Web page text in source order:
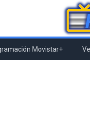
Movistar+